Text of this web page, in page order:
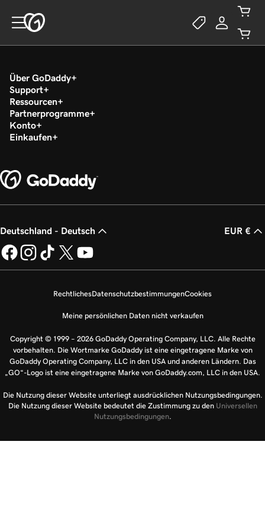
Über GoDaddy
Support
Ressourcen
Partnerprogramme
Konto
Einkaufen
Deutschland - Deutsch EUR €
RechtlichesDatenschutzbestimmungenCookies
Meine persönlichen Daten nicht verkaufen
Copyright © 1999 – 2026 GoDaddy Operating Company, LLC. Alle Rechte
vorbehalten. Die Wortmarke GoDaddy ist eine eingetragene Marke von
GoDaddy Operating Company, LLC in den USA und anderen Ländern. Das
„GO“-Logo ist eine eingetragene Marke von GoDaddy.com, LLC in den USA.
Die Nutzung dieser Website unterliegt ausdrücklichen Nutzungsbedingungen.
Die Nutzung dieser Website bedeutet die Zustimmung zu den Universellen
Nutzungsbedingungen.